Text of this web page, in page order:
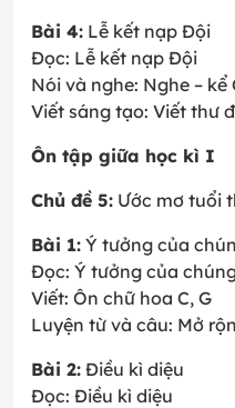
Bài 4: Lễ kết nạp Đội
Đọc: Lễ kết nạp Đội
Nói và nghe: Nghe –
Viết sáng tạo: Viết thư
Ôn tập giữa học kì I
Chủ đề 5: Ước mơ tuổi
Bài 1: Ý tưởng của
Đọc: Ý tưởng của
Viết: Ôn chữ hoa C, G
Luyện từ và câu: Mở
Bài 2: Điều kì diệu
Đọc: Điều kì diệu